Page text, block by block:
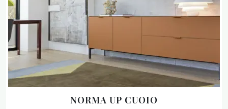
NORMA UP CUOIO